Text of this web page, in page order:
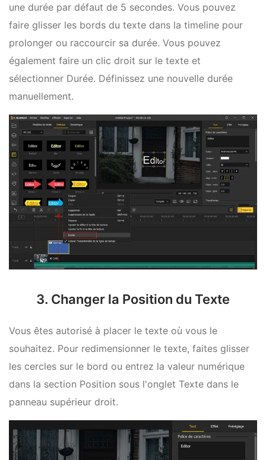
une durée par défaut de 5 secondes. Vous pouvez
faire glisser les bords du texte dans la timeline pour
prolonger ou raccourcir sa durée. Vous pouvez
également faire un clic droit sur le texte et
sélectionner Durée. Définissez une nouvelle durée
manuellement.
3. Changer la Position du Texte
Vous êtes autorisé à placer le texte où vous le
souhaitez. Pour redimensionner le texte, faites glisser
les cercles sur le bord ou entrez la valeur numérique
dans la section Position sous l'onglet Texte dans le
panneau supérieur droit.